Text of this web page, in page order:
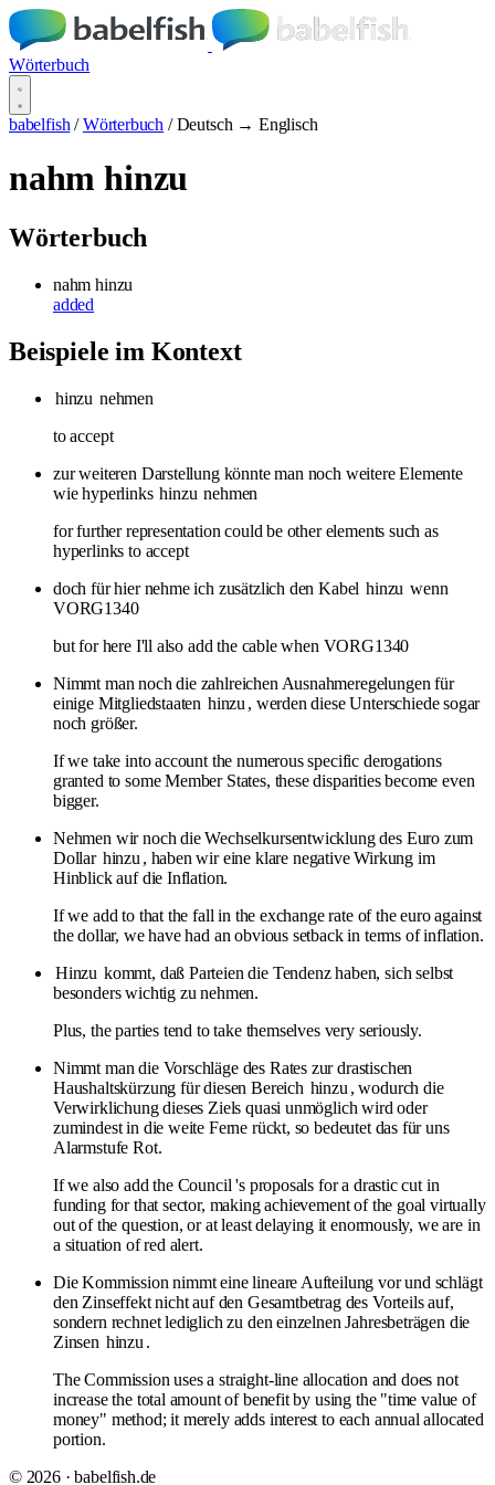
Wörterbuch
babelfish / Wörterbuch / Deutsch → Englisch
nahm hinzu
Wörterbuch
nahm hinzu
added
Beispiele im Kontext
hinzu nehmen
to accept
zur weiteren Darstellung könnte man noch weitere Elemente
wie hyperlinks hinzu nehmen
for further representation could be other elements such as
hyperlinks to accept
doch für hier nehme ich zusätzlich den Kabel hinzu wenn
VORG1340
but for here I'll also add the cable when VORG1340
Nimmt man noch die zahlreichen Ausnahmeregelungen für
einige Mitgliedstaaten hinzu , werden diese Unterschiede sogar
noch größer.
If we take into account the numerous specific derogations
granted to some Member States, these disparities become even
bigger.
Nehmen wir noch die Wechselkursentwicklung des Euro zum
Dollar hinzu , haben wir eine klare negative Wirkung im
Hinblick auf die Inflation.
If we add to that the fall in the exchange rate of the euro against
the dollar, we have had an obvious setback in terms of inflation.
Hinzu kommt, daß Parteien die Tendenz haben, sich selbst
besonders wichtig zu nehmen.
Plus, the parties tend to take themselves very seriously.
Nimmt man die Vorschläge des Rates zur drastischen
Haushaltskürzung für diesen Bereich hinzu , wodurch die
Verwirklichung dieses Ziels quasi unmöglich wird oder
zumindest in die weite Ferne rückt, so bedeutet das für uns
Alarmstufe Rot.
If we also add the Council 's proposals for a drastic cut in
funding for that sector, making achievement of the goal virtually
out of the question, or at least delaying it enormously, we are in
a situation of red alert.
Die Kommission nimmt eine lineare Aufteilung vor und schlägt
den Zinseffekt nicht auf den Gesamtbetrag des Vorteils auf,
sondern rechnet lediglich zu den einzelnen Jahresbeträgen die
Zinsen hinzu .
The Commission uses a straight-line allocation and does not
increase the total amount of benefit by using the "time value of
money" method; it merely adds interest to each annual allocated
portion.
© 2026 · babelfish.de